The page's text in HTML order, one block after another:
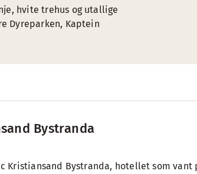
Bystranda
Kristiansand Bystranda, hotellet som
hvite trehus og utallige
Dyreparken, Kaptein